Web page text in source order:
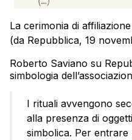
La cerimonia di
(da Repubblica, 19
Roberto Saviano su
simbologia
I rituali avvengono
alla presenza di
simbolica. Per entrare